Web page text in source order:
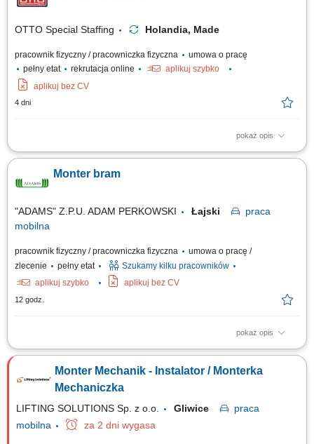
dystrybucji, realizacja zadań produkcyjnych zgodnie z harmonogramem i
OTTO Special Staffing Holandia, Made
pracownik fizyczny / pracowniczka fizyczna
umowa o pracę
pełny etat
rekrutacja online
aplikuj szybko
aplikuj bez CV
4 dni
pokaż opis
Otrzymasz całkowitą stawkę brutto w wysokości 20,70 € za godzinę. Jej
obejmuje wynagrodzenie podstawowe w wysokości 18,00 € za godzinę,
powiększone o dodatek ADV, dodatek urlopowy oraz udział w zyskach.
Monter bram
"ADAMS" Z.P.U. ADAM PERKOWSKI Łajski
praca
mobilna
pracownik fizyczny / pracowniczka fizyczna
umowa o pracę /
zlecenie
pełny etat
Szukamy kilku pracowników
aplikuj szybko
aplikuj bez CV
12 godz.
pokaż opis
Montaż bram przemysłowych; Możliwość pracy na czas nieokreślony,
Monter Mechanik - Instalator / Monterka
Mechaniczka
LIFTING SOLUTIONS Sp. z o.o. Gliwice
praca
mobilna
za 2 dni wygasa